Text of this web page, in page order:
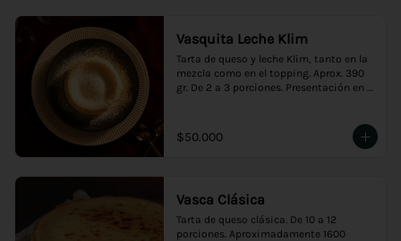
Vasquita Leche Klim
Tarta de queso y leche Klim, tanto en la
mezcla como en el topping. Aprox. 390
gr. De 2 a 3 porciones. Presentación en
$50.000
Vasca Clásica
Tarta de queso clásica. De 10 a 12
porciones. Aproximadamente 1600